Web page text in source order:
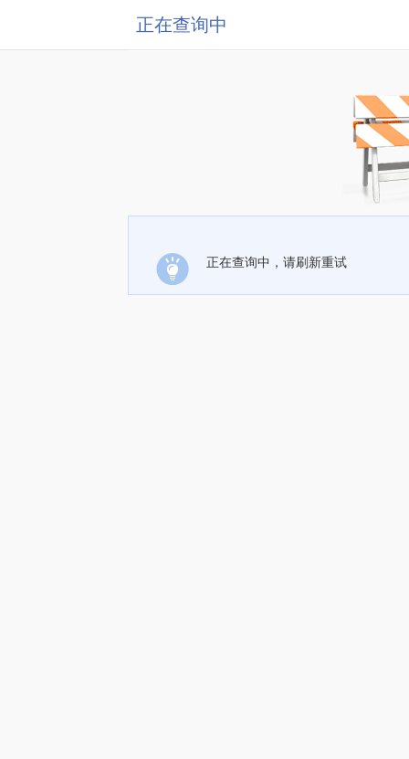
正在查询中
正在查询中，请刷新重试